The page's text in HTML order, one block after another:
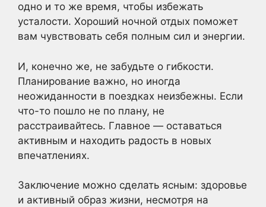
одно и то же время, чтобы избежать
усталости. Хороший ночной отдых поможет
вам чувствовать себя полным сил и энергии.
И, конечно же, не забудьте о гибкости.
Планирование важно, но иногда
неожиданности в поездках неизбежны. Если
что-то пошло не по плану, не
расстраивайтесь. Главное — оставаться
активным и находить радость в новых
впечатлениях.
Заключение можно сделать ясным: здоровье
и активный образ жизни, несмотря на